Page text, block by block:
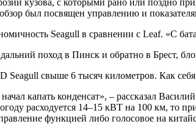
был посвящен управлению и
Seagull в сравнении с Leaf. «С
поход в Пинск и обратно в Брест,
капать конденсат», – рассказал
расходуется 14–15 кВТ на 100 км, то
функцией либо голосовое на